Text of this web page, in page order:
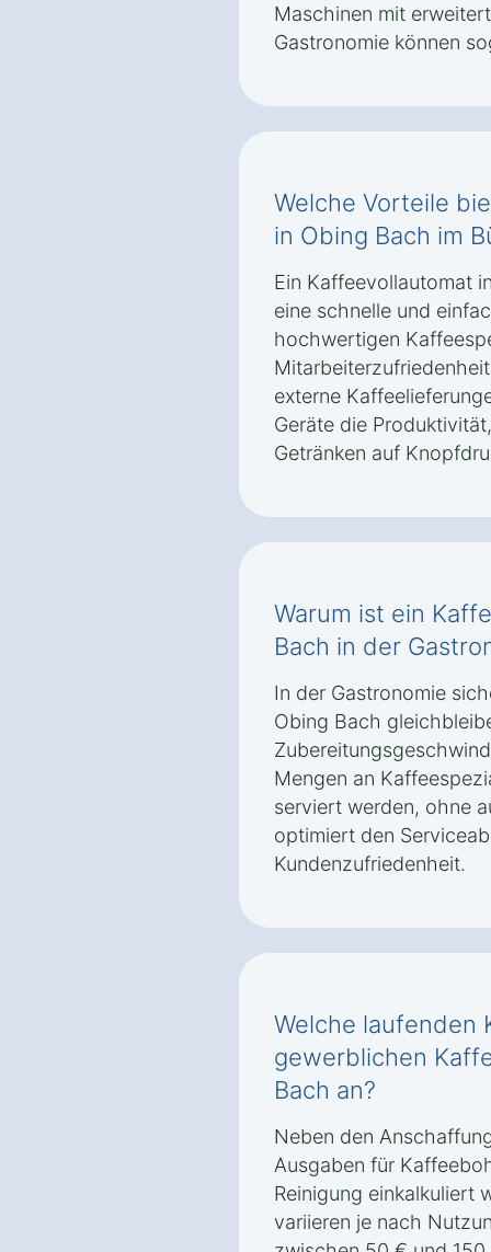
Maschinen mit
Gastronomie können
Welche Vorteile
in Obing Bach im
Ein Kaffeevollautomat
eine schnelle und
hochwertigen
externe
Geräte die
Getränken auf
Warum ist ein
Bach in der
In der Gastronomie
Obing Bach
Mengen an
serviert werden, ohne
optimiert den
Kundenzufriedenheit.
Welche laufenden
gewerblichen
Bach an?
Neben den
Ausgaben für
Reinigung einkalkuliert
variieren je nach